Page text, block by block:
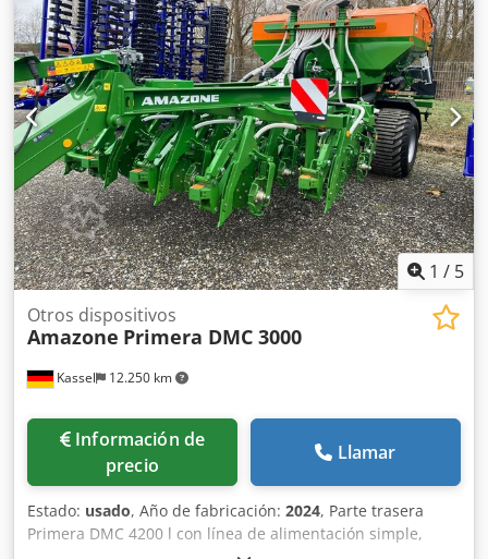
1 / 5
Kassel 12.250 km
Otros dispositivos
Amazone Primera DMC 3000
Información de
precio
Llamar
Estado: usado, Año de fabricación: 2024, Parte trasera
Primera DMC 4200 l con línea de alimentación simple,